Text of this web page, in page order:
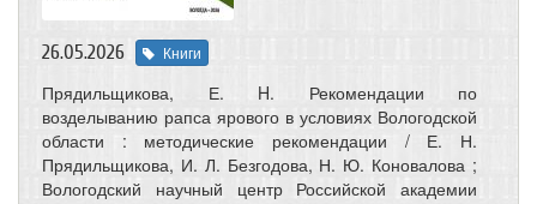
26.05.2026 Книги
Прядильщикова, Е. H. Рекомендации по
возделыванию рапса ярового в условиях Вологодской
области : методические рекомендации / Е. Н.
Прядильщикова, И. Л. Безгодова, Н. Ю. Коновалова ;
Вологодский научный центр Российской академии